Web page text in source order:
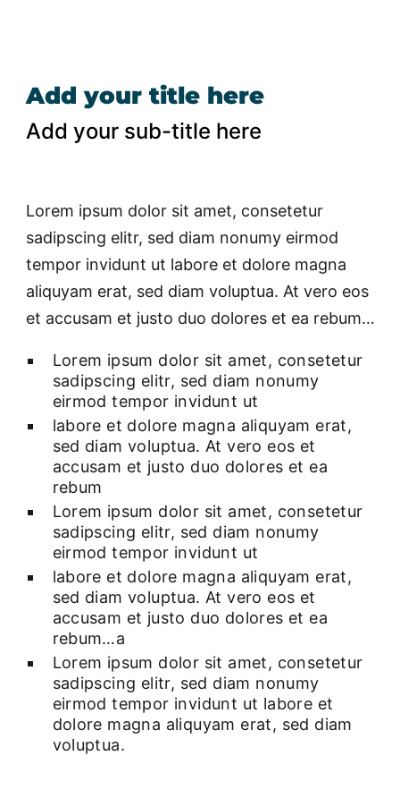
Add your title here
Add your sub-title here
Lorem ipsum dolor sit amet, consetetur
sadipscing elitr, sed diam nonumy eirmod
tempor invidunt ut labore et dolore magna
aliquyam erat, sed diam voluptua. At vero eos
et accusam et justo duo dolores et ea rebum…
Lorem ipsum dolor sit amet, consetetur
sadipscing elitr, sed diam nonumy
eirmod tempor invidunt ut
labore et dolore magna aliquyam erat,
sed diam voluptua. At vero eos et
accusam et justo duo dolores et ea
rebum
Lorem ipsum dolor sit amet, consetetur
sadipscing elitr, sed diam nonumy
eirmod tempor invidunt ut
labore et dolore magna aliquyam erat,
sed diam voluptua. At vero eos et
accusam et justo duo dolores et ea
rebum…a
Lorem ipsum dolor sit amet, consetetur
sadipscing elitr, sed diam nonumy
eirmod tempor invidunt ut labore et
dolore magna aliquyam erat, sed diam
voluptua.